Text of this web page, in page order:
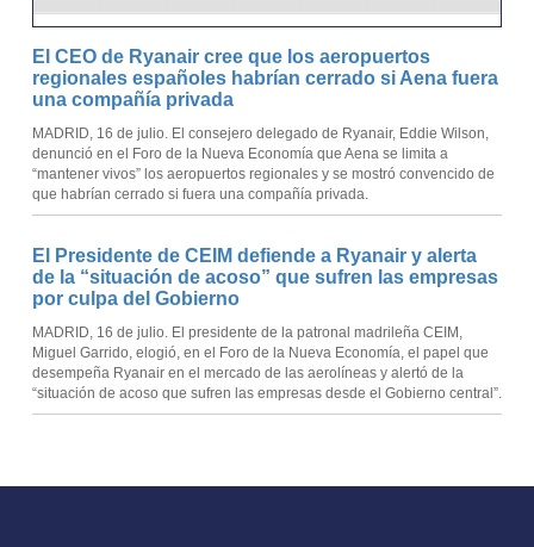
El CEO de Ryanair cree que los aeropuertos
regionales españoles habrían cerrado si Aena fuera
una compañía privada
MADRID, 16 de julio. El consejero delegado de Ryanair, Eddie Wilson,
denunció en el Foro de la Nueva Economía que Aena se limita a
“mantener vivos” los aeropuertos regionales y se mostró convencido de
que habrían cerrado si fuera una compañía privada.
El Presidente de CEIM defiende a Ryanair y alerta
de la “situación de acoso” que sufren las empresas
por culpa del Gobierno
MADRID, 16 de julio. El presidente de la patronal madrileña CEIM,
Miguel Garrido, elogió, en el Foro de la Nueva Economía, el papel que
desempeña Ryanair en el mercado de las aerolíneas y alertó de la
“situación de acoso que sufren las empresas desde el Gobierno central”.